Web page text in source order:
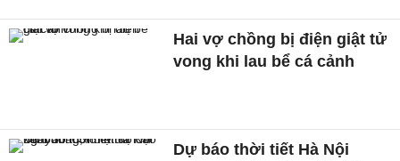
Hai vợ chồng bị điện giật tử
vong khi lau bể cá cảnh
Dự báo thời tiết Hà Nội